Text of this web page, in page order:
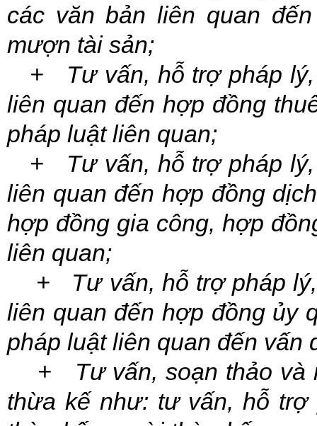
các văn bản liên quan
mượn tài sản;
+ Tư vấn, hỗ trợ pháp lý,
liên quan đến hợp đồng
pháp luật liên quan;
+ Tư vấn, hỗ trợ pháp lý,
liên quan đến hợp đồng
hợp đồng gia công, hợp
liên quan;
+ Tư vấn, hỗ trợ pháp lý,
liên quan đến hợp đồng ủy
pháp luật liên quan đến vấn
+ Tư vấn, soạn thảo và
thừa kế như: tư vấn, hỗ